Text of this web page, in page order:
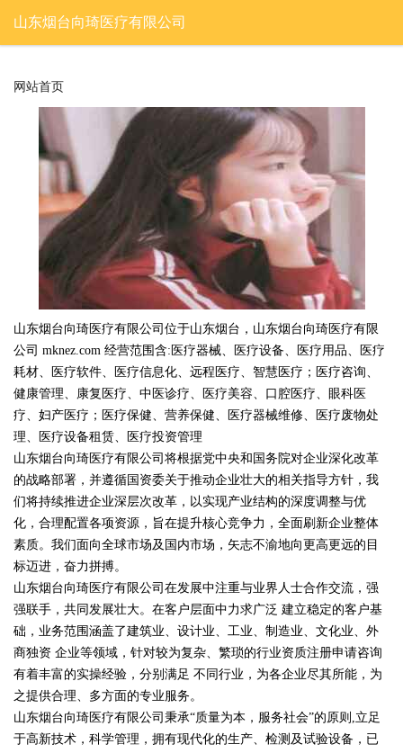
山东烟台向琦医疗有限公司
网站首页
山东烟台向琦医疗有限公司位于山东烟台，山东烟台向琦医疗有限
公司 mknez.com 经营范围含:医疗器械、医疗设备、医疗用品、医疗
耗材、医疗软件、医疗信息化、远程医疗、智慧医疗；医疗咨询、
健康管理、康复医疗、中医诊疗、医疗美容、口腔医疗、眼科医
疗、妇产医疗；医疗保健、营养保健、医疗器械维修、医疗废物处
理、医疗设备租赁、医疗投资管理
山东烟台向琦医疗有限公司将根据党中央和国务院对企业深化改革
的战略部署，并遵循国资委关于推动企业壮大的相关指导方针，我
们将持续推进企业深层次改革，以实现产业结构的深度调整与优
化，合理配置各项资源，旨在提升核心竞争力，全面刷新企业整体
素质。我们面向全球市场及国内市场，矢志不渝地向更高更远的目
标迈进，奋力拼搏。
山东烟台向琦医疗有限公司在发展中注重与业界人士合作交流，强
强联手，共同发展壮大。在客户层面中力求广泛 建立稳定的客户基
础，业务范围涵盖了建筑业、设计业、工业、制造业、文化业、外
商独资 企业等领域，针对较为复杂、繁琐的行业资质注册申请咨询
有着丰富的实操经验，分别满足 不同行业，为各企业尽其所能，为
之提供合理、多方面的专业服务。
山东烟台向琦医疗有限公司秉承“质量为本，服务社会”的原则,立足
于高新技术，科学管理，拥有现代化的生产、检测及试验设备，已